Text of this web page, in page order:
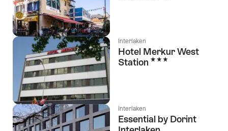
Interlaken
Hotel Merkur West
Station 3 Sterne
Interlaken
Essential by Dorint